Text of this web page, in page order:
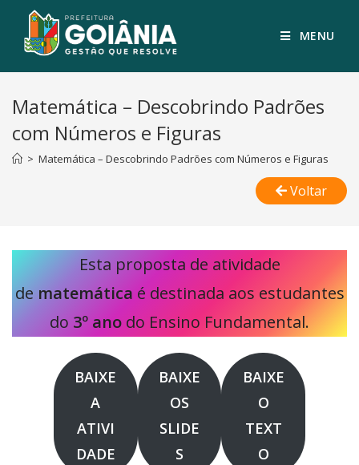
MENU
Matemática – Descobrindo Padrões
com Números e Figuras
> Matemática – Descobrindo Padrões com Números e Figuras
Voltar
Esta proposta de atividade
de matemática é destinada aos estudantes
do 3º ano do Ensino Fundamental.
BAIXE
A
ATIVI
DADE
BAIXE
OS
SLIDE
S
BAIXE
O
TEXT
O